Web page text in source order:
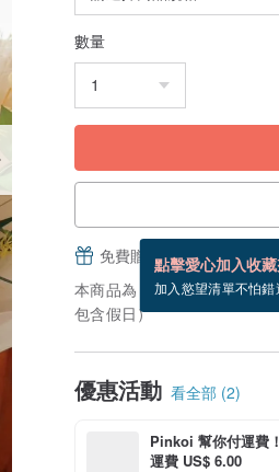
數量
點擊愛心加入收
加入慾望清單不怕錯
免費贈送電子賀卡，結帳
本商品為「接單訂製」。付
包含假日）
優惠活動 看全部 (2)
Pinkoi 幫你付運費
運費 US$ 6.00